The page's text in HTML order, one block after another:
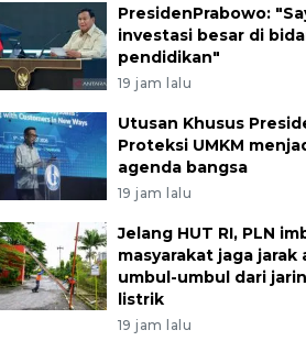
PresidenPrabowo:
investasi besar di
pendidikan"
19 jam lalu
Utusan Khusus
Proteksi UMKM
agenda bangsa
19 jam lalu
Jelang HUT RI, PLN
masyarakat jaga jarak
umbul-umbul dari
listrik
19 jam lalu